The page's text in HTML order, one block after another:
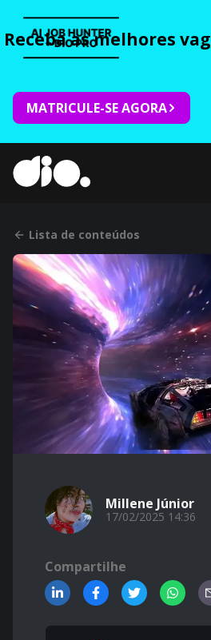
Receba as melhores
MATRICULE-SE AGORA
Lista de conteúdos
Millene Júnior
17/02/2025 14:36
Compartilhe